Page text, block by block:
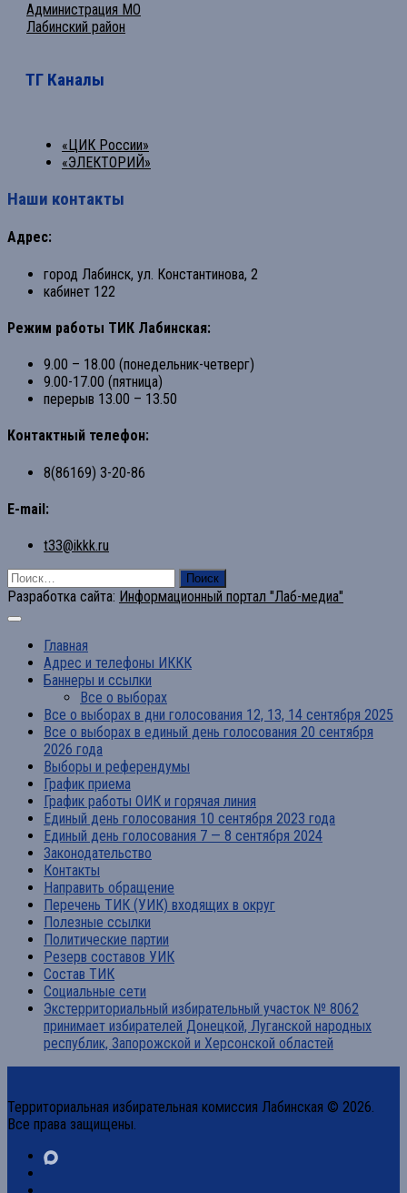
Администрация МО
Лабинский район
ТГ Каналы
«ЦИК России»
«ЭЛЕКТОРИЙ»
Наши контакты
Адрес:
город Лабинск, ул. Константинова, 2
кабинет 122
Режим работы ТИК Лабинская:
9.00 – 18.00 (понедельник-четверг)
9.00-17.00 (пятница)
перерыв 13.00 – 13.50
Контактный телефон:
8(86169) 3-20-86
E-mail:
t33@ikkk.ru
Найти:
Разработка сайта: Информационный портал "Лаб-медиа"
Главная
Адрес и телефоны ИККК
Баннеры и ссылки
Все о выборах
Все о выборах в дни голосования 12, 13, 14 сентября 2025
Все о выборах в единый день голосования 20 сентября
2026 года
Выборы и референдумы
График приема
График работы ОИК и горячая линия
Единый день голосования 10 сентября 2023 года
Единый день голосования 7 — 8 сентября 2024
Законодательство
Контакты
Направить обращение
Перечень ТИК (УИК) входящих в округ
Полезные ссылки
Политические партии
Резерв составов УИК
Состав ТИК
Социальные сети
Экстерриториальный избирательный участок № 8062
принимает избирателей Донецкой, Луганской народных
республик, Запорожской и Херсонской областей
Территориальная избирательная комиссия Лабинская © 2026.
Все права защищены.